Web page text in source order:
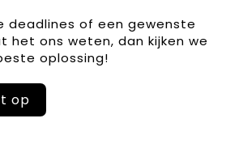
deadlines of een gewenste
het ons weten, dan kijken we
oplossing!
op